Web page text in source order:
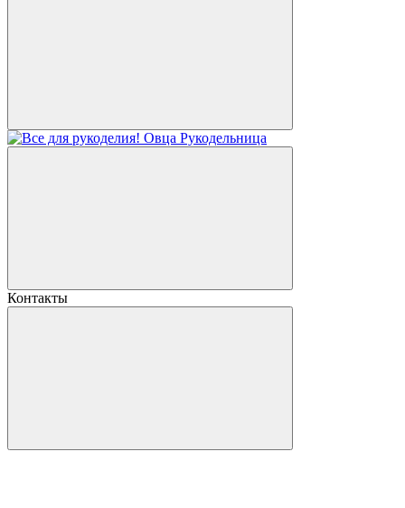
Контакты